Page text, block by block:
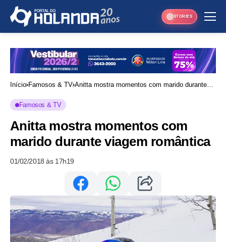
STORIES
Início Famosos & TV Anitta mostra momentos com marido durante
Famosos & TV
Anitta mostra momentos com
marido durante viagem romântica
01/02/2018 às 17h19